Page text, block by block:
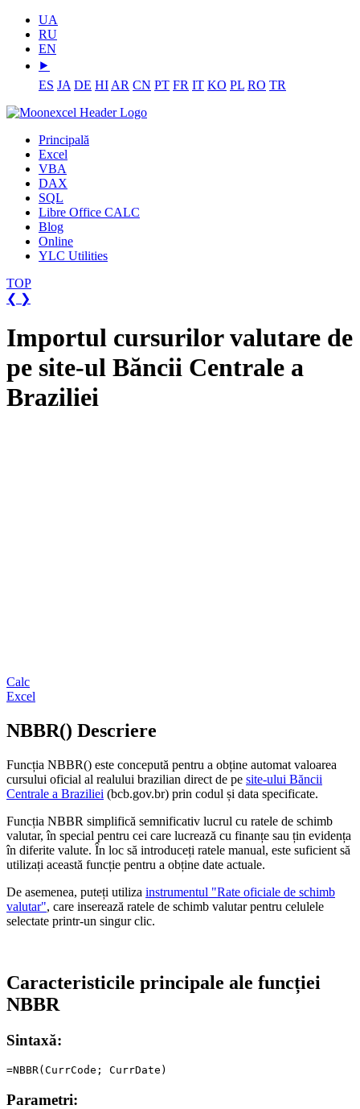
UA
RU
EN
⯈
ES JA DE HI AR CN PT FR IT KO PL RO TR
Principală
Excel
VBA
DAX
SQL
Libre Office CALC
Blog
Online
YLC Utilities
TOP
❮ ❯
Importul cursurilor valutare de
pe site-ul Băncii Centrale a
Braziliei
Calc
Excel
NBBR() Descriere
Funcția NBBR() este concepută pentru a obține automat valoarea
cursului oficial al realului brazilian direct de pe site-ului Băncii
Centrale a Braziliei (bcb.gov.br) prin codul și data specificate.
Funcția NBBR simplifică semnificativ lucrul cu ratele de schimb
valutar, în special pentru cei care lucrează cu finanțe sau țin evidența
în diferite valute. În loc să introduceți ratele manual, este suficient să
utilizați această funcție pentru a obține date actuale.
De asemenea, puteți utiliza instrumentul "Rate oficiale de schimb
valutar", care inserează ratele de schimb valutar pentru celulele
selectate printr-un singur clic.
Caracteristicile principale ale funcției
NBBR
Sintaxă:
Parametri: